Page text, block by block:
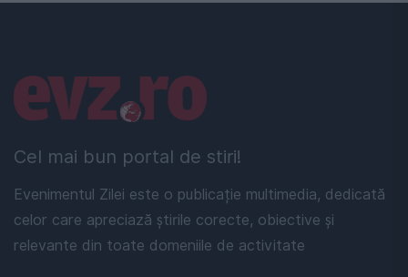
Cel mai bun portal de stiri!
Evenimentul Zilei este o publicație multimedia, dedicată
celor care apreciază știrile corecte, obiective și
relevante din toate domeniile de activitate
Linkuri utile